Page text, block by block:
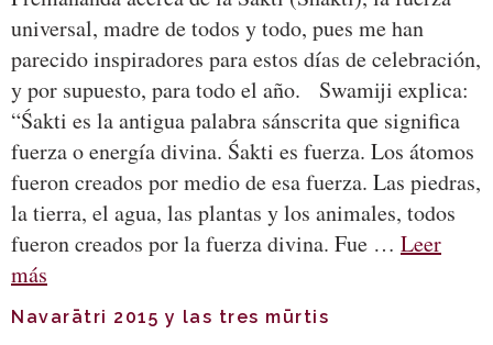
universal, madre de todos y todo, pues me han
parecido inspiradores para estos días de celebración,
y por supuesto, para todo el año. Swamiji explica:
“Śakti es la antigua palabra sánscrita que significa
fuerza o energía divina. Śakti es fuerza. Los átomos
fueron creados por medio de esa fuerza. Las piedras,
la tierra, el agua, las plantas y los animales, todos
fueron creados por la fuerza divina. Fue … Leer
más
Navarātri 2015 y las tres mūrtis